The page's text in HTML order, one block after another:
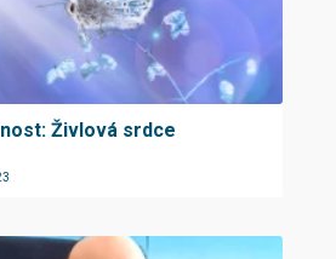
Živlová srdce